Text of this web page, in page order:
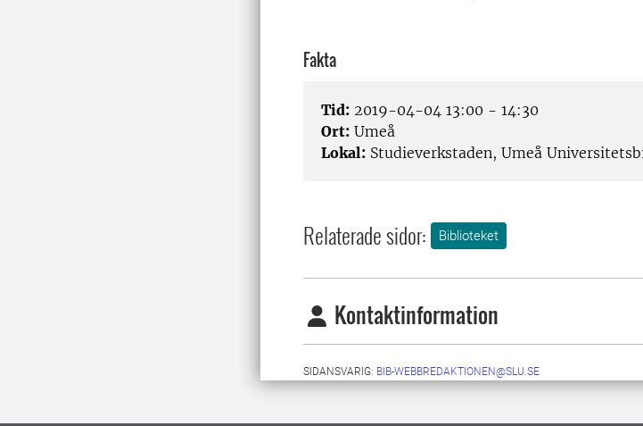
Fakta
Tid: 2019-04-04 13:00 - 14:30
Ort: Umeå
Lokal: Studieverkstaden, Umeå
Relaterade sidor: Biblioteket
Kontaktinformation
SIDANSVARIG: BIB-WEBBREDAKTIONEN@SLU.SE